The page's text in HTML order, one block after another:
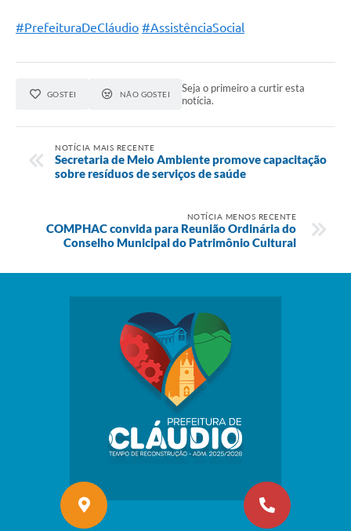
#PrefeituraDeCláudio #AssistênciaSocial
GOSTEI NÃO GOSTEI
Seja o primeiro a curtir esta
notícia.
NOTÍCIA MAIS RECENTE
Secretaria de Meio Ambiente promove capacitação
sobre resíduos de serviços de saúde
NOTÍCIA MENOS RECENTE
COMPHAC convida para Reunião Ordinária do
Conselho Municipal do Patrimônio Cultural